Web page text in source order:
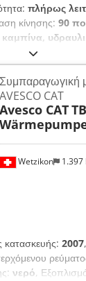
πλήρως
κίνησης: 90
καμπίνα,
caterpillar
του
Industrial
Wetzikon 1.397
Συμπαραγωγική
AVESCO CAT
Avesco CAT
κατασκευής: 2007
νερό,